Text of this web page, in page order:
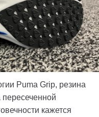
Puma Grip, резина
кажется